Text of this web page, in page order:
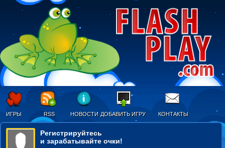
ИГРЫ RSS НОВОСТИ ДОБАВИТЬ ИГРУ КОНТАКТЫ
Регистрируйтесь
и зарабатывайте очки!